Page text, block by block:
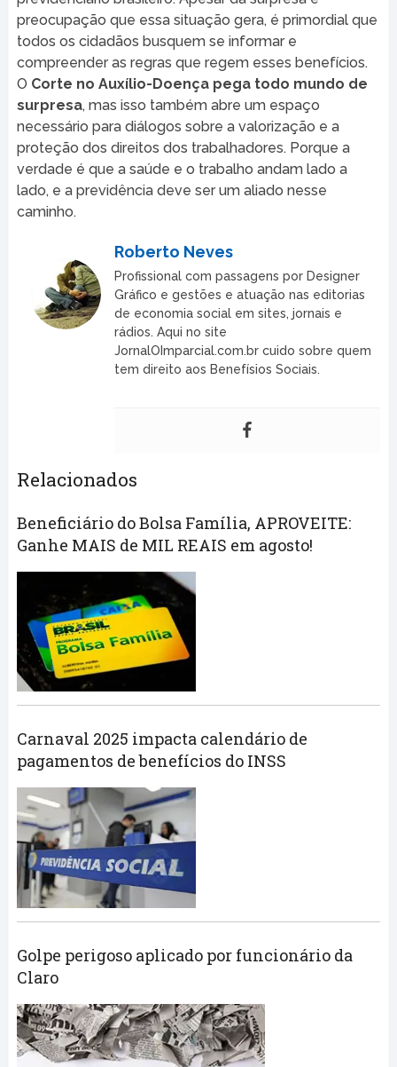
preocupação que essa situação gera, é primordial que
todos os cidadãos busquem se informar e
compreender as regras que regem esses benefícios.
O Corte no Auxílio-Doença pega todo mundo de
surpresa, mas isso também abre um espaço
necessário para diálogos sobre a valorização e a
proteção dos direitos dos trabalhadores. Porque a
verdade é que a saúde e o trabalho andam lado a
lado, e a previdência deve ser um aliado nesse
caminho.
Roberto Neves
Profissional com passagens por Designer
Gráfico e gestões e atuação nas editorias
de economia social em sites, jornais e
rádios. Aqui no site
JornalOImparcial.com.br cuido sobre quem
tem direito aos Benefísios Sociais.
Relacionados
Beneficiário do Bolsa Família, APROVEITE:
Ganhe MAIS de MIL REAIS em agosto!
Carnaval 2025 impacta calendário de
pagamentos de benefícios do INSS
Golpe perigoso aplicado por funcionário da
Claro